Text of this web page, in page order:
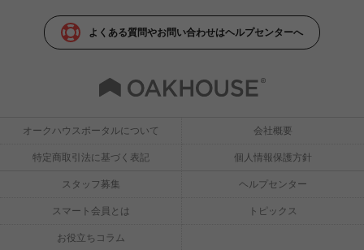
よくある質問やお問い合わせはヘルプセンターへ
オークハウスポータルについて 会社概要
特定商取引法に基づく表記 個人情報保護方針
スタッフ募集 ヘルプセンター
スマート会員とは トピックス
お役立ちコラム